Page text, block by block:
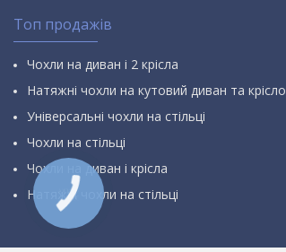
Топ продажів
Чохли на диван і 2 крісла
Натяжні чохли на кутовий диван та крісло
Універсальні чохли на стільці
Чохли на стільці
Чохли на диван і крісла
Натяжні чохли на стільці